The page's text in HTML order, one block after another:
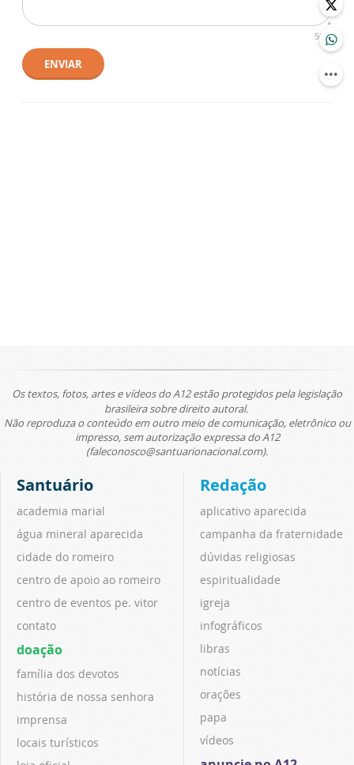
500
ENVIAR
Os textos, fotos, artes e vídeos do A12 estão protegidos pela legislação
brasileira sobre direito autoral.
Não reproduza o conteúdo em outro meio de comunicação, eletrônico ou
impresso, sem autorização expressa do A12
(faleconosco@santuarionacional.com).
Santuário
academia marial
água mineral aparecida
cidade do romeiro
centro de apoio ao romeiro
centro de eventos pe. vitor
contato
doação
família dos devotos
história de nossa senhora
imprensa
locais turísticos
Redação
aplicativo aparecida
campanha da fraternidade
dúvidas religiosas
espiritualidade
igreja
infográficos
libras
notícias
orações
papa
vídeos